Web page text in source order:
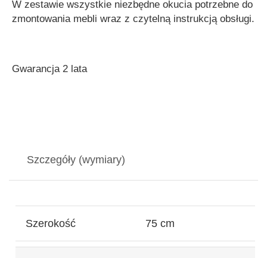
W zestawie wszystkie niezbędne okucia potrzebne do
zmontowania mebli wraz z czytelną instrukcją obsługi.
Gwarancja 2 lata
Szczegóły (wymiary)
Szerokość 75 cm